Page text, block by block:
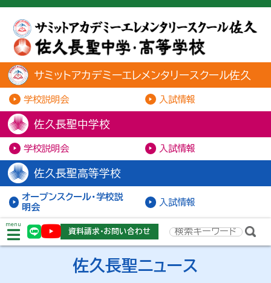
サミットアカデミーエレメンタリースクール佐久
学校説明会 入試情報
佐久長聖中学校
学校説明会 入試情報
佐久長聖高等学校
オープンスクール・学校説
明会
入試情報
menu
資料請求・お問い合わせ
佐久長聖ニュース